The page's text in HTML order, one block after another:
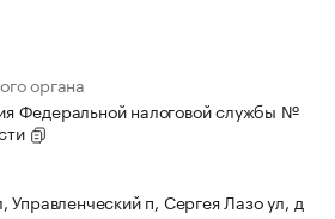
органа
Федеральной налоговой службы №
Управленческий п, Сергея Лазо ул, д